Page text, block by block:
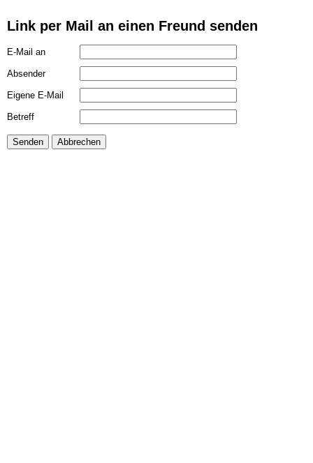
Link per Mail an einen Freund senden
E-Mail an
Absender
Eigene E-Mail
Betreff
Senden Abbrechen